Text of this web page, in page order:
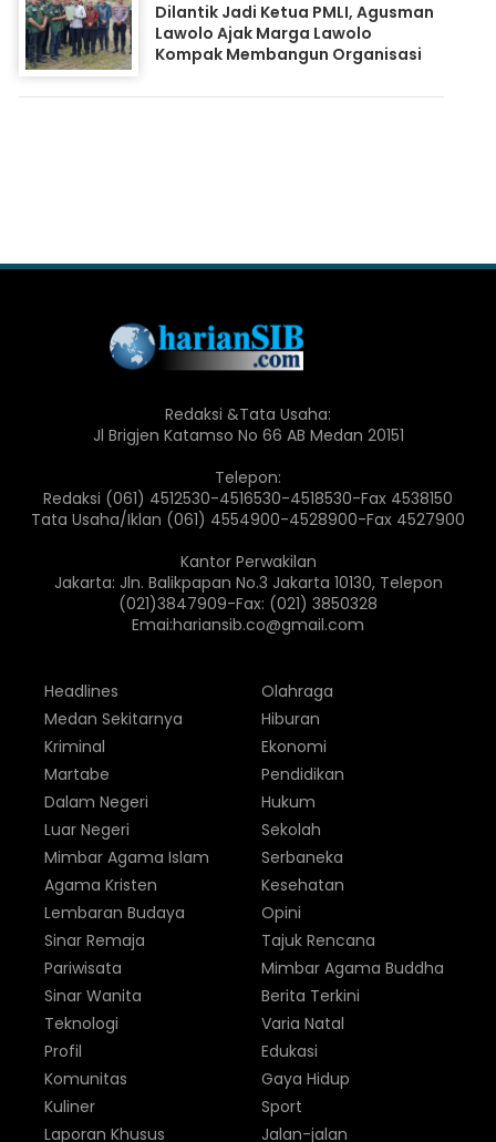
Dilantik Jadi Ketua PMLI, Agusman
Lawolo Ajak Marga Lawolo
Kompak Membangun Organisasi
Redaksi &Tata Usaha:
Jl Brigjen Katamso No 66 AB Medan 20151
Telepon:
Redaksi (061) 4512530-4516530-4518530-Fax 4538150
Tata Usaha/Iklan (061) 4554900-4528900-Fax 4527900
Kantor Perwakilan
Jakarta: Jln. Balikpapan No.3 Jakarta 10130, Telepon
(021)3847909-Fax: (021) 3850328
Emai:hariansib.co@gmail.com
Headlines
Medan Sekitarnya
Kriminal
Martabe
Dalam Negeri
Luar Negeri
Olahraga
Hiburan
Ekonomi
Pendidikan
Hukum
Sekolah
Mimbar Agama Islam
Agama Kristen
Lembaran Budaya
Sinar Remaja
Pariwisata
Sinar Wanita
Serbaneka
Kesehatan
Opini
Tajuk Rencana
Mimbar Agama Buddha
Berita Terkini
Teknologi
Profil
Komunitas
Kuliner
Laporan Khusus
Varia Natal
Edukasi
Gaya Hidup
Sport
Jalan-jalan